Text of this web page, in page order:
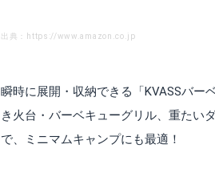
出典：https://www.amazon.co.jp
瞬時に展開・収納できる「KVASSバー
き火台・バーベキューグリル、重たい
で、ミニマムキャンプにも最適！